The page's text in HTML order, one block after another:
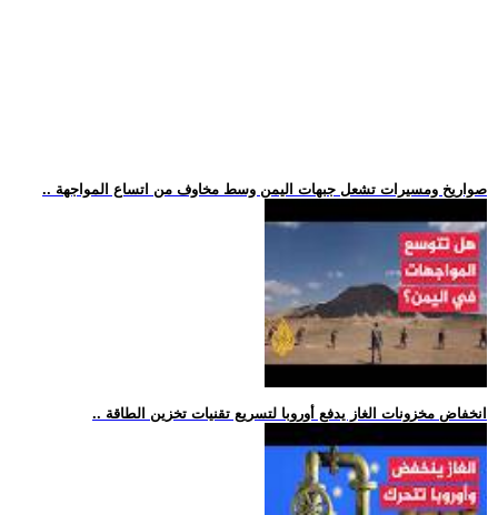
.. صواريخ ومسيرات تشعل جبهات اليمن وسط مخاوف من اتساع المواجهة
.. انخفاض مخزونات الغاز يدفع أوروبا لتسريع تقنيات تخزين الطاقة